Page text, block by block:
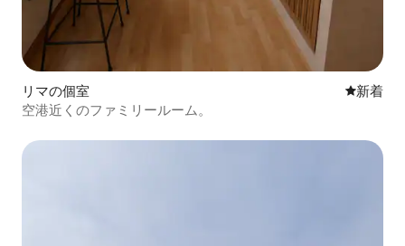
リマの個室 新しい宿
新着
空港近くのファミリールーム。